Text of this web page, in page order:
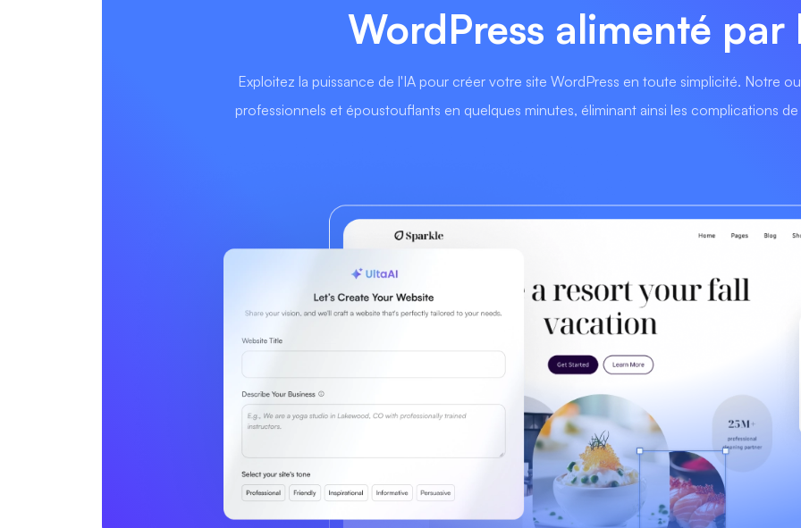
WordPress alimenté par
Exploitez la puissance de l'IA pour créer votre site WordPress en toute simplicité. Notre
professionnels et époustouflants en quelques minutes, éliminant ainsi les complications